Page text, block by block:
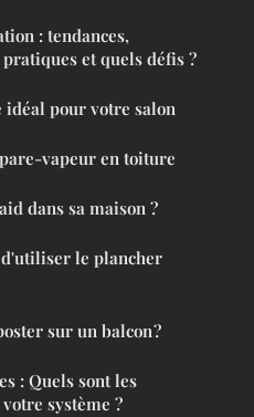
: tendances,
et quels défis ?
idéal pour votre salon
vapeur en toiture
dans sa maison ?
d'utiliser le plancher
sur un balcon ?
: Quels sont les
système ?